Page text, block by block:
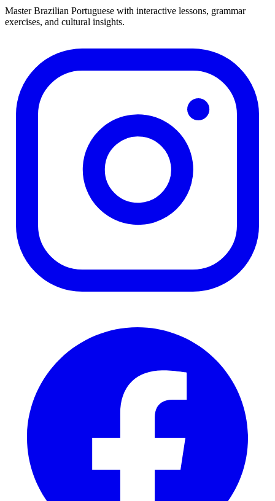
Master Brazilian Portuguese with interactive lessons, grammar
exercises, and cultural insights.